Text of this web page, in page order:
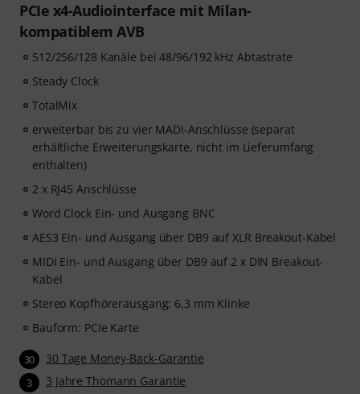
PCIe x4-Audiointerface mit Milan-
kompatiblem AVB
512/256/128 Kanäle bei 48/96/192 kHz Abtastrate
Steady Clock
TotalMix
erweiterbar bis zu vier MADI-Anschlüsse (separat
erhältliche Erweiterungskarte, nicht im Lieferumfang
enthalten)
2 x RJ45 Anschlüsse
Word Clock Ein- und Ausgang BNC
AES3 Ein- und Ausgang über DB9 auf XLR Breakout-Kabel
MIDI Ein- und Ausgang über DB9 auf 2 x DIN Breakout-
Kabel
Stereo Kopfhörerausgang: 6,3 mm Klinke
Bauform: PCIe Karte
30 30 Tage Money-Back-Garantie
3 3 Jahre Thomann Garantie